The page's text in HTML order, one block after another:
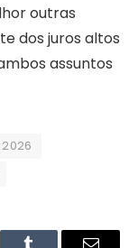
outras
dos juros altos
assuntos